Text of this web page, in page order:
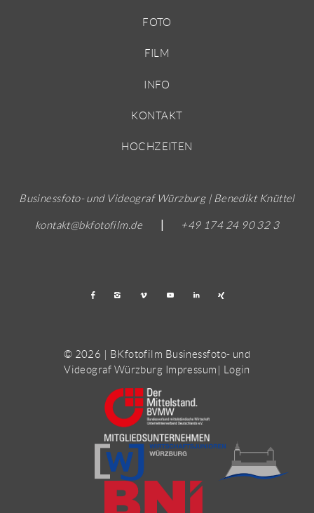
FOTO
FILM
INFO
KONTAKT
HOCHZEITEN
Businessfoto- und Videograf Würzburg | Benedikt Knüttel
kontakt@bkfotofilm.de +49 174 24 90 32 3
© 2026 | BKfotofilm Businessfoto- und
Videograf Würzburg Impressum | Login